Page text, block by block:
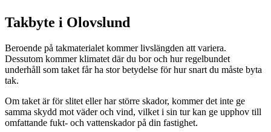
Takbyte i Olovslund
Beroende på takmaterialet kommer livslängden att variera.
Dessutom kommer klimatet där du bor och hur regelbundet
underhåll som taket får ha stor betydelse för hur snart du måste byta
tak.
Om taket är för slitet eller har större skador, kommer det inte ge
samma skydd mot väder och vind, vilket i sin tur kan ge upphov till
omfattande fukt- och vattenskador på din fastighet.